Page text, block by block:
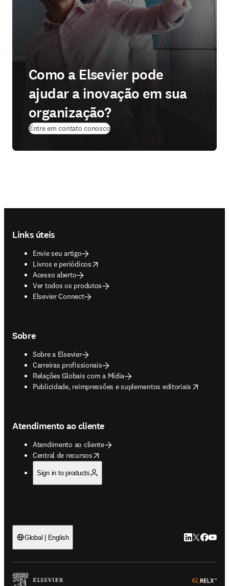
Como a Elsevier pode
ajudar a inovação em sua
organização?
Entre em contato conosco
Links úteis
Envie seu artigo
Livros e periódicos
opens in new tab/window
Acesso aberto
Ver todos os produtos
Elsevier Connect
Sobre
Sobre a Elsevier
Carreiras profissionais
Relações Globais com a Mídia
Publicidade, reimpressões e suplementos editoriais
opens in new tab/window
Atendimento ao cliente
Atendimento ao cliente
Central de recursos
opens in new tab/window
Sign in to products
Global | English LinkedIn abre
Twitter